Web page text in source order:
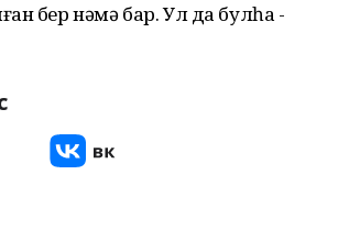
бер нәмә бар. Ул да булһа -